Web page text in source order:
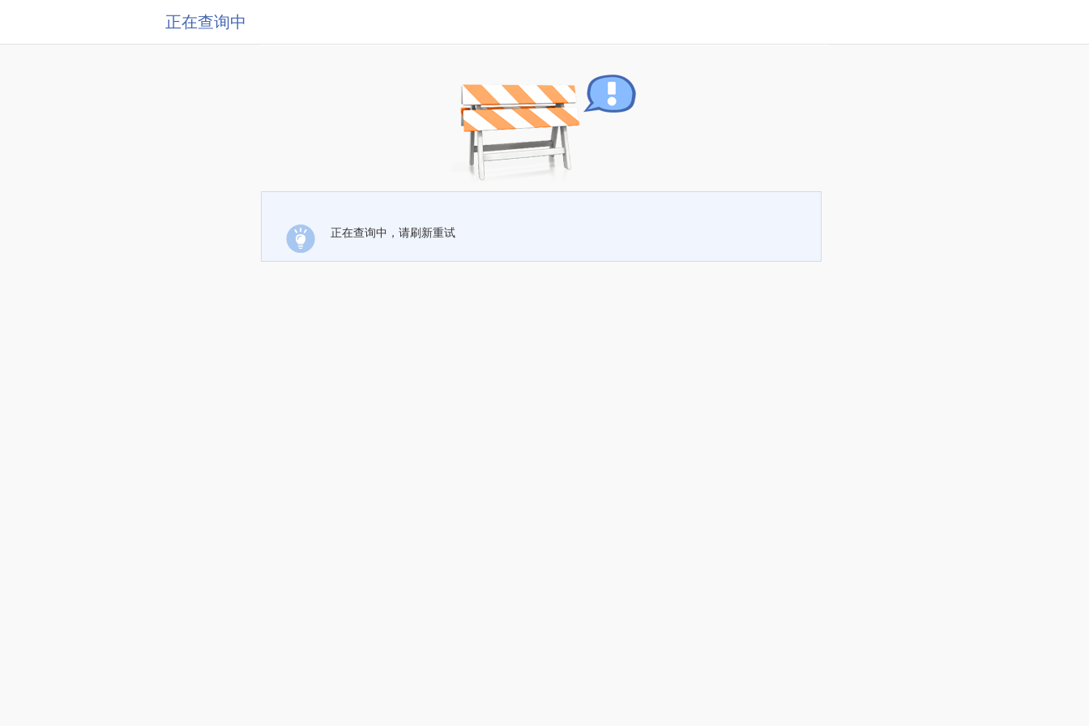
正在查询中
正在查询中，请刷新重试